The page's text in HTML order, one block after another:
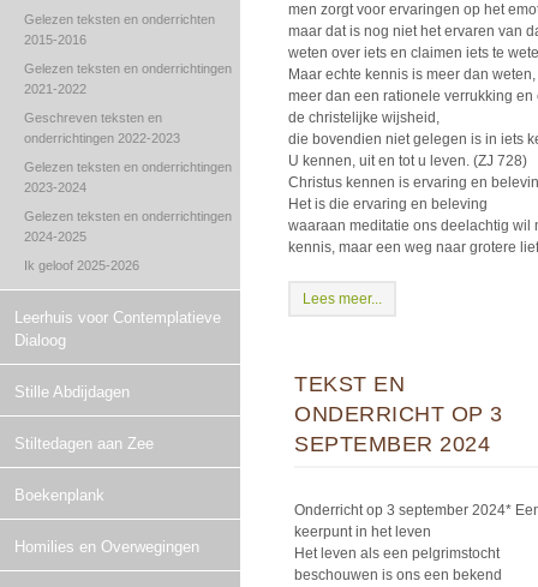
Gelezen teksten en onderrichten
2015-2016
Gelezen teksten en onderrichtingen
2021-2022
Geschreven teksten en
onderrichtingen 2022-2023
Gelezen teksten en onderrichtingen
2023-2024
Gelezen teksten en onderrichtingen
2024-2025
Ik geloof 2025-2026
Leerhuis voor Contemplatieve
Dialoog
Stille Abdijdagen
Stiltedagen aan Zee
Boekenplank
Homilies en Overwegingen
men zorgt voor ervaringen op het
maar dat is nog niet het ervaren van
weten over iets en claimen iets te
Maar echte kennis is meer dan weten,
meer dan een rationele verrukking
de christelijke wijsheid,
die bovendien niet gelegen is in iets
U kennen, uit en tot u leven. (ZJ 728)
Christus kennen is ervaring en
Het is die ervaring en beleving
waaraan meditatie ons deelachtig wil
kennis, maar een weg naar grotere
Lees meer...
TEKST EN
ONDERRICHT OP 3
SEPTEMBER 2024
Onderricht op 3 september 2024*
keerpunt in het leven
Het leven als een pelgrimstocht
beschouwen is ons een bekend